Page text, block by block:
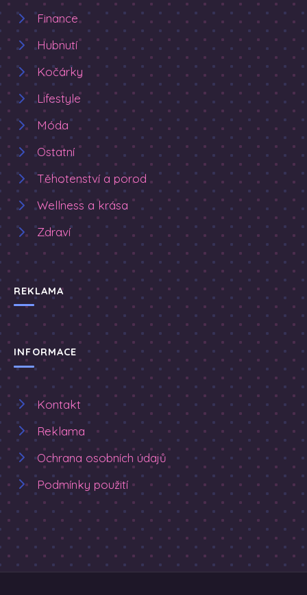
Finance
Hubnutí
Kočárky
Lifestyle
Móda
Ostatní
Těhotenství a porod
Wellness a krása
Zdraví
REKLAMA
INFORMACE
Kontakt
Reklama
Ochrana osobních údajů
Podmínky použití